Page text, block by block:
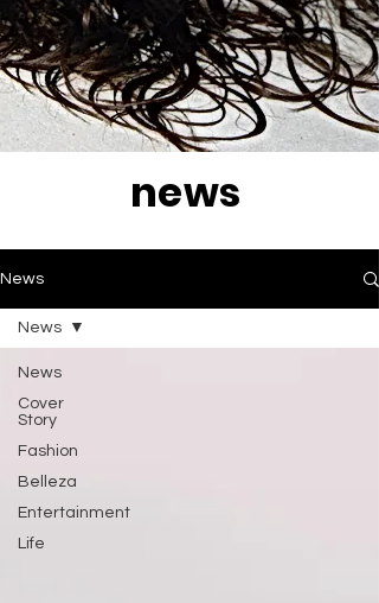
news
News
News
Cover
Story
Fashion
Belleza
Entertainment
Life
News